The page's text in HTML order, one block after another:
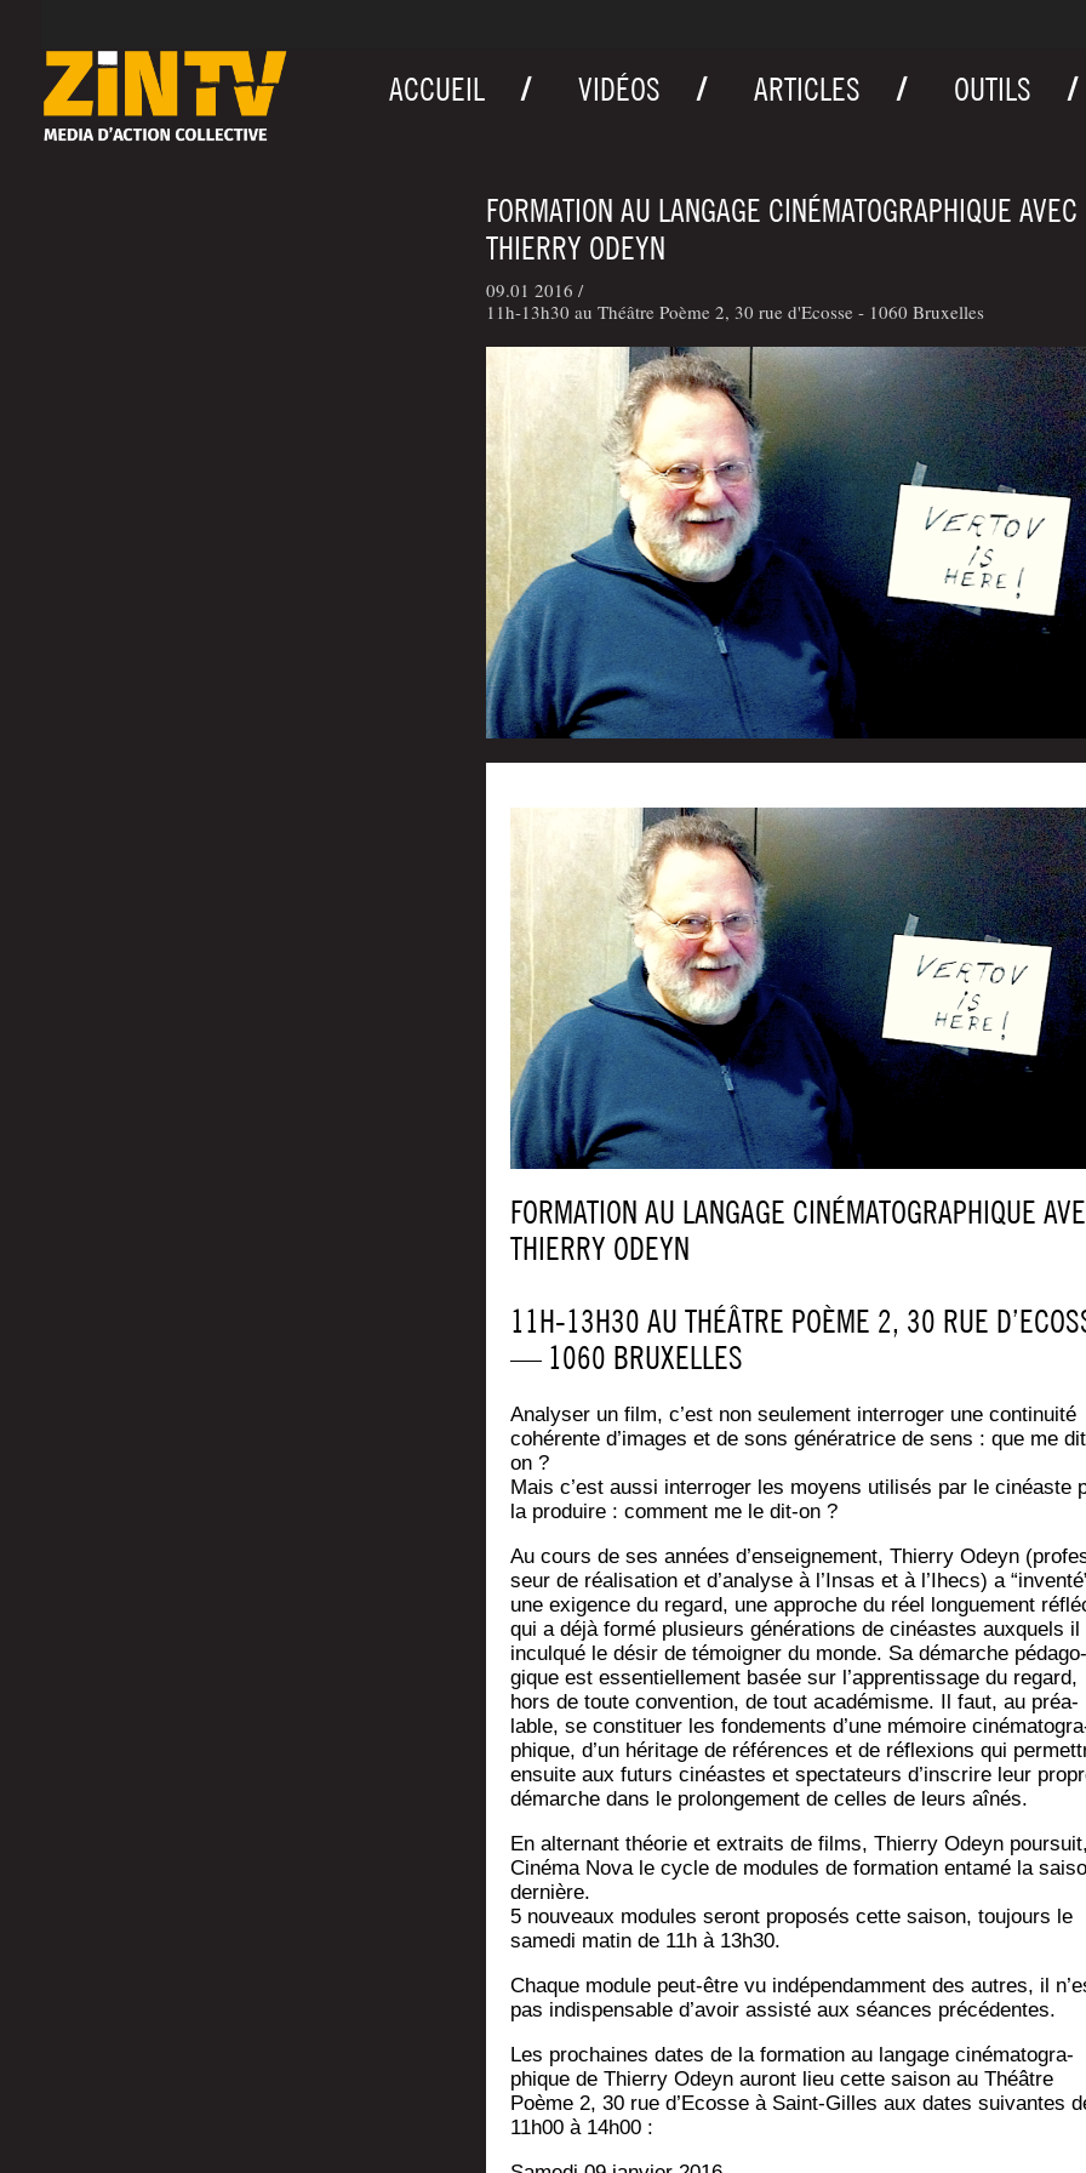
ACCUEIL VIDÉOS ARTICLES OUTILS
FORMATION AU LANGAGE CINÉMATOGRAPHIQUE AVEC
THIERRY ODEYN
09.01 2016 /
11h-13h30 au Théâtre Poème 2, 30 rue d'Ecosse - 1060 Bruxelles
FORMATION AU LANGAGE CINÉMATOGRAPHIQUE
THIERRY ODEYN
11H-13H30 AU THÉÂTRE POÈME 2, 30 RUE
— 1060 BRUXELLES
Ana­ly­ser un film, c’est non seule­ment inter­ro­ger une conti­nui­té
cohé­rente d’images et de sons géné­ra­trice de sens : que me
on ?
Mais c’est aus­si inter­ro­ger les moyens uti­li­sés par le cinéaste
la pro­duire : com­ment me le dit-on ?
Au cours de ses années d’enseignement, Thier­ry Odeyn
seur de réa­li­sa­tion et d’analyse à l’Insas et à l’Ihecs) a
une exi­gence du regard, une approche du réel lon­gue­ment
qui a déjà for­mé plu­sieurs géné­ra­tions de cinéastes aux­quels il
incul­qué le désir de témoi­gner du monde. Sa démarche péda­go­
gique est essen­tiel­le­ment basée sur l’apprentissage du regard,
hors de toute conven­tion, de tout aca­dé­misme. Il faut, au préa­
lable, se consti­tuer les fon­de­ments d’une mémoire
phique, d’un héri­tage de réfé­rences et de réflexions qui
ensuite aux futurs cinéastes et spec­ta­teurs d’inscrire leur
démarche dans le pro­lon­ge­ment de celles de leurs aînés.
En alter­nant théo­rie et extraits de films, Thier­ry Odeyn
Ciné­ma Nova le cycle de modules de for­ma­tion enta­mé la
dernière.
5 nou­veaux modules seront pro­po­sés cette sai­son, tou­jours le
same­di matin de 11h à 13h30.
Chaque module peut-être vu indé­pen­dam­ment des autres, il
pas indis­pen­sable d’a­voir assis­té aux séances précédentes.
Les pro­chaines dates de la for­ma­tion au lan­gage ciné­ma­to­gra­
phique de Thier­ry Odeyn auront lieu cette sai­son au Théâtre
Poème 2, 30 rue d’E­cosse à Saint-Gilles aux dates sui­vantes
11h00 à 14h00 :